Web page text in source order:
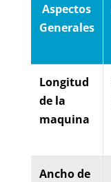
Aspectos
Generales
Longitud
de la
maquina
Ancho de